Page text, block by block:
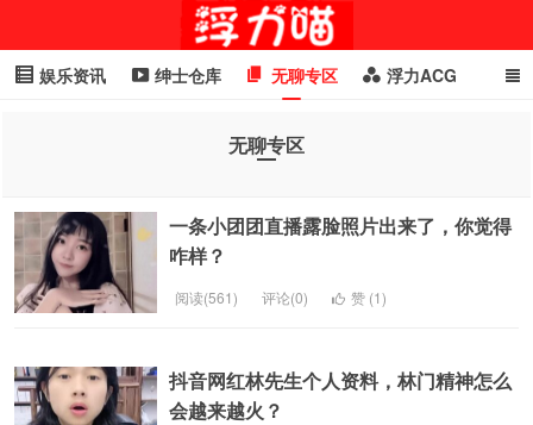
娱乐资讯 绅士仓库 无聊专区 浮力ACG
无聊专区
一条小团团直播露脸照片出来了，你觉得
咋样？
阅读(561) 评论(0) 赞 (1)
抖音网红林先生个人资料，林门精神怎么
会越来越火？